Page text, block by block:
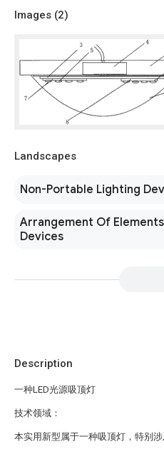
Images (2)
Landscapes
Non-Portable Lighting
Arrangement Of
Devices
Description
一种LED光源吸顶灯
技术领域：
本实用新型属于一种吸顶灯，特别涉